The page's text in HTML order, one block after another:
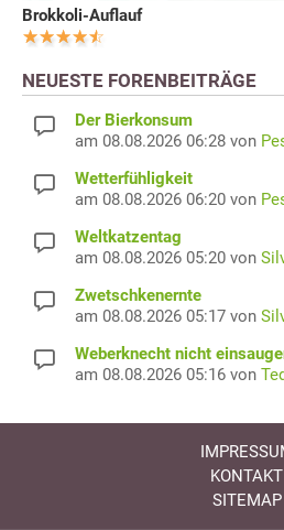
Brokkoli-Auflauf
NEUESTE FORENBEITRÄGE
Der Bierkonsum
am 08.08.2026 06:28 von
Wetterfühligkeit
am 08.08.2026 06:20 von
Weltkatzentag
am 08.08.2026 05:20 von
Zwetschkenernte
am 08.08.2026 05:17 von
Weberknecht nicht
am 08.08.2026 05:16 von
KONTAKT
SITEMAP